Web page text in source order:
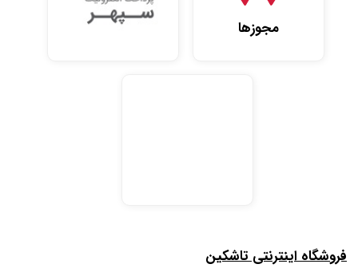
مجوزها
فروشگاه اینترنتی تاشکین